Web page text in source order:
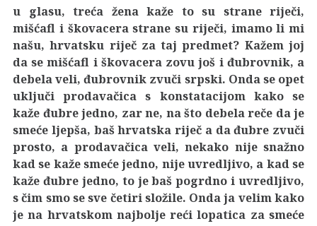
u glasu, treća žena kaže to su strane riječi,
mišćafl i škovacera strane su riječi, imamo li mi
našu, hrvatsku riječ za taj predmet? Kažem joj
da se mišćafl i škovacera zovu još i đubrovnik, a
debela veli, đubrovnik zvuči srpski. Onda se opet
uključi prodavačica s konstatacijom kako se
kaže đubre jedno, zar ne, na što debela reče da je
smeće ljepša, baš hrvatska riječ a da đubre zvuči
prosto, a prodavačica veli, nekako nije snažno
kad se kaže smeće jedno, nije uvredljivo, a kad se
kaže đubre jedno, to je baš pogrdno i uvredljivo,
s čim smo se sve četiri složile. Onda ja velim kako
je na hrvatskom najbolje reći lopatica za smeće